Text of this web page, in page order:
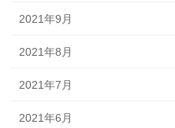
2021年9月
2021年8月
2021年7月
2021年6月